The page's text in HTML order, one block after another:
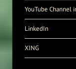
YouTube Channel
LinkedIn
XING